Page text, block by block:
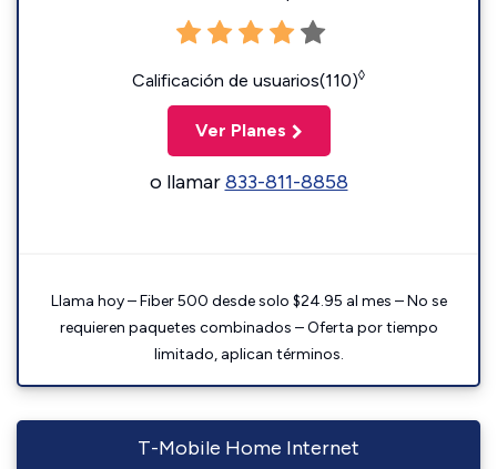
Calificación de usuarios(110)◊
Ver Planes
o llamar833-811-8858
Llama hoy – Fiber 500 desde solo $24.95 al mes – No se
requieren paquetes combinados – Oferta por tiempo
limitado, aplican términos.
T-Mobile Home Internet